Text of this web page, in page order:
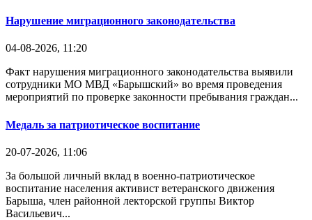
Нарушение миграционного законодательства
04-08-2026, 11:20
Факт нарушения миграционного законодательства выявили
сотрудники МО МВД «Барышский» во время проведения
мероприятий по проверке законности пребывания граждан...
Медаль за патриотическое воспитание
20-07-2026, 11:06
За большой личный вклад в военно-патриотическое
воспитание населения активист ветеранского движения
Барыша, член районной лекторской группы Виктор
Васильевич...